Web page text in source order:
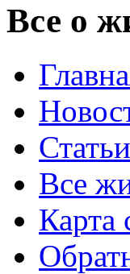
Все о
Все
Карта